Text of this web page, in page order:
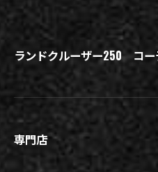
ランドクルーザー250 コー
専門店